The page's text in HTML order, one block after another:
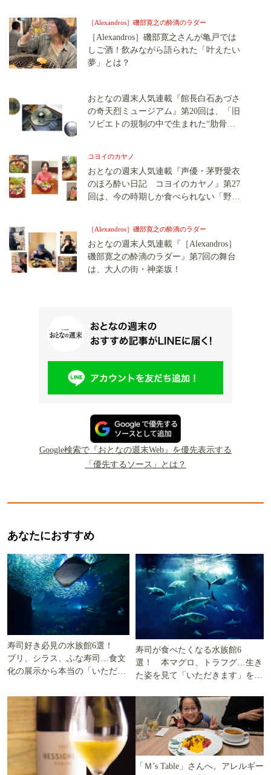
［Alexandros］磯部寛之の酔滴のラダー
［Alexandros］磯部寛之さんが亀戸では
しご酒！飲みながら語られた「叶えたい
夢」とは？
おとなの週末人気連載『館長白石あづさ
の奇天烈ミュージアム』第20回は、「旧
ソビエトの規制の中で生まれた“肋骨レ
コヨイのカヤノ
おとなの週末人気連載『声優・茅野愛衣
のほろ酔い日記 コヨイのカヤノ』第27
回は、今の時期しか食べられない「野鴨
［Alexandros］磯部寛之の酔滴のラダー
おとなの週末人気連載『［Alexandros］
磯部寛之の酔滴のラダー』第7回の舞台
は、大人の街・神楽坂！
Google検索で『おとなの週末Web』を優先表示する
「優先するソース」とは？
あなたにおすすめ
寿司好き必見の水族館6選！
ブリ、シラス、ふな寿司…食文
化の展示から本当の「いただき
寿司が食べたくなる水族館6
選！ 本マグロ、トラフグ…生き
た姿を見て「いただきます」を考
「Ｍ’s Table」さんへ。アレルギー